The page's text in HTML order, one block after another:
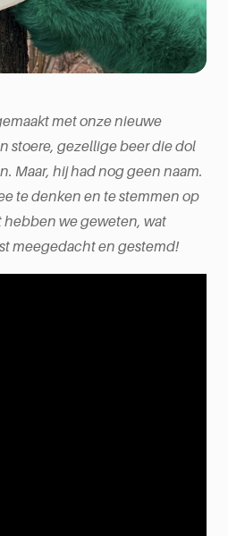
met onze nieuwe
stoere, gezellige beer die dol
Maar, hij had nog geen naam.
te denken en te stemmen op
hebben we geweten, wat
meegedacht en gestemd!